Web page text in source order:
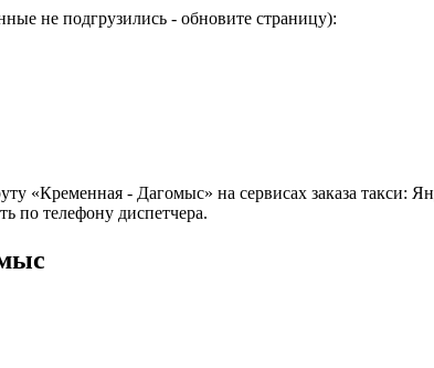
не подгрузились - обновите страницу):
«Кременная - Дагомыс» на сервисах заказа
по телефону диспетчера.